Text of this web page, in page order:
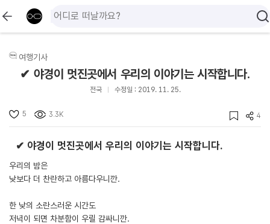
여행기사
✔ 야경이 멋진곳에서 우리의 이야기는 시작합니다.
전국 수정일 : 2019. 11. 25.
5 3.3K 4
✔ 야경이 멋진곳에서 우리의 이야기는 시작합니다.
우리의 밤은
낮보다 더 찬란하고 아름다우니깐.
한 낮의 소란스러운 시간도
저녁이 되면 차분함이 우릴 감싸니깐.